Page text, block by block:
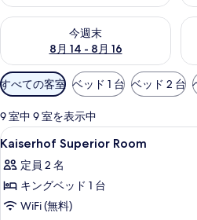
今週末
8月 14 - 8月 16
今週末 8月 14 - 8月 16 の空室状況を
来
利
用
可
能
な
客
室
の
すべての客室 ベッド 1 台 ベッド 2 台
9 室中 9 室を表示中
Kaiserhof
Superior
Room
の
す
エ
16
Kaiserhof Superior Room
定員 2 名
キングベッド 1 台
WiFi (無料)